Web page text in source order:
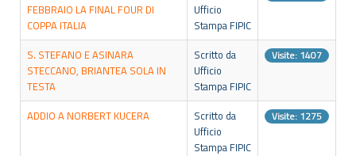
FEBBRAIO LA FINAL FOUR DI
COPPA ITALIA
Ufficio
Stampa FIPIC
S. STEFANO E ASINARA
STECCANO, BRIANTEA SOLA IN
TESTA
Scritto da
Ufficio
Stampa FIPIC
Visite: 1407
ADDIO A NORBERT KUCERA
Scritto da
Ufficio
Stampa FIPIC
Visite: 1275